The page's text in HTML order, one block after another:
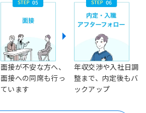
面接が不安な方へ、
面接への同席も行っ
ています
年収交渉や入社日調
整まで、内定後もバ
ックアップ